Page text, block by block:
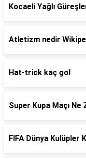
Kocaeli Yağlı
Atletizm nedir
Hat-trick kaç gol
Super Kupa Maçı
FIFA Dünya Kulüpler